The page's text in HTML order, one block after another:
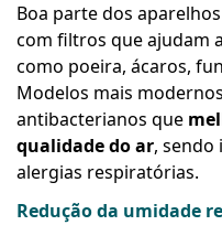
Boa parte dos
com filtros que ajudam
como poeira, ácaros,
Modelos mais
antibacterianos que
qualidade do ar, sendo
alergias respiratórias.
Redução da umidade